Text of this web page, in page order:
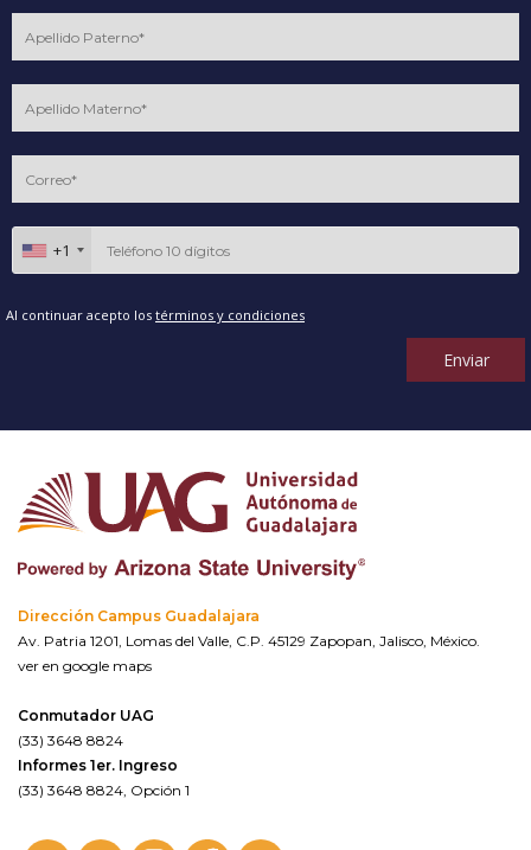
+1
Al continuar acepto los términos y condiciones
Enviar
Dirección Campus Guadalajara
Av. Patria 1201, Lomas del Valle, C.P. 45129 Zapopan, Jalisco, México.
ver en google maps
Conmutador UAG
(33) 3648 8824
Informes 1er. Ingreso
(33) 3648 8824, Opción 1